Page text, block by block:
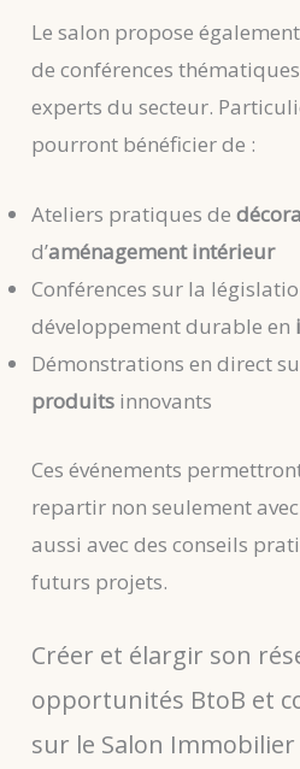
Le salon propose
de conférences
experts du secteur.
pourront bénéficier de :
Ateliers pratiques de
d’aménagement intérieur
Conférences sur la
développement durable en
Démonstrations en direct
produits innovants
Ces événements
repartir non seulement
aussi avec des conseils
futurs projets.
Créer et élargir son
opportunités BtoB et
sur le Salon Immobilier